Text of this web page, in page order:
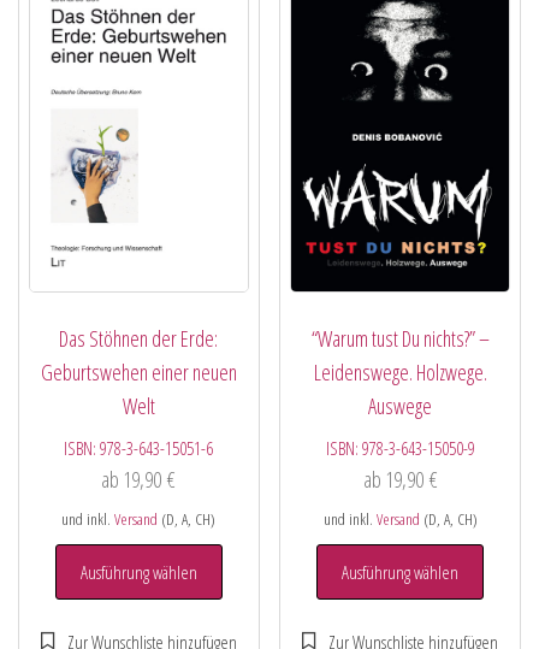
Das Stöhnen der Erde:
Geburtswehen einer neuen
Welt
ISBN:978-3-643-15051-6
ab 19,90€
und inkl.Versand (D, A, CH)
Ausführung wählen
“Warum tust Du nichts?” –
Leidenswege. Holzwege.
Auswege
ISBN: 978-3-643-15050-9
ab 19,90 €
und inkl. Versand (D, A, CH)
Ausführung wählen